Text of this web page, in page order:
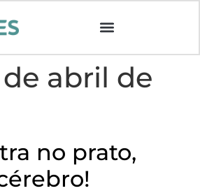
abril de
no prato,